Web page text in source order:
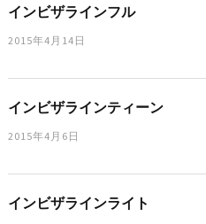
インビザラインフル
2015年4月14日
インビザラインティーン
2015年4月6日
インビザラインライト